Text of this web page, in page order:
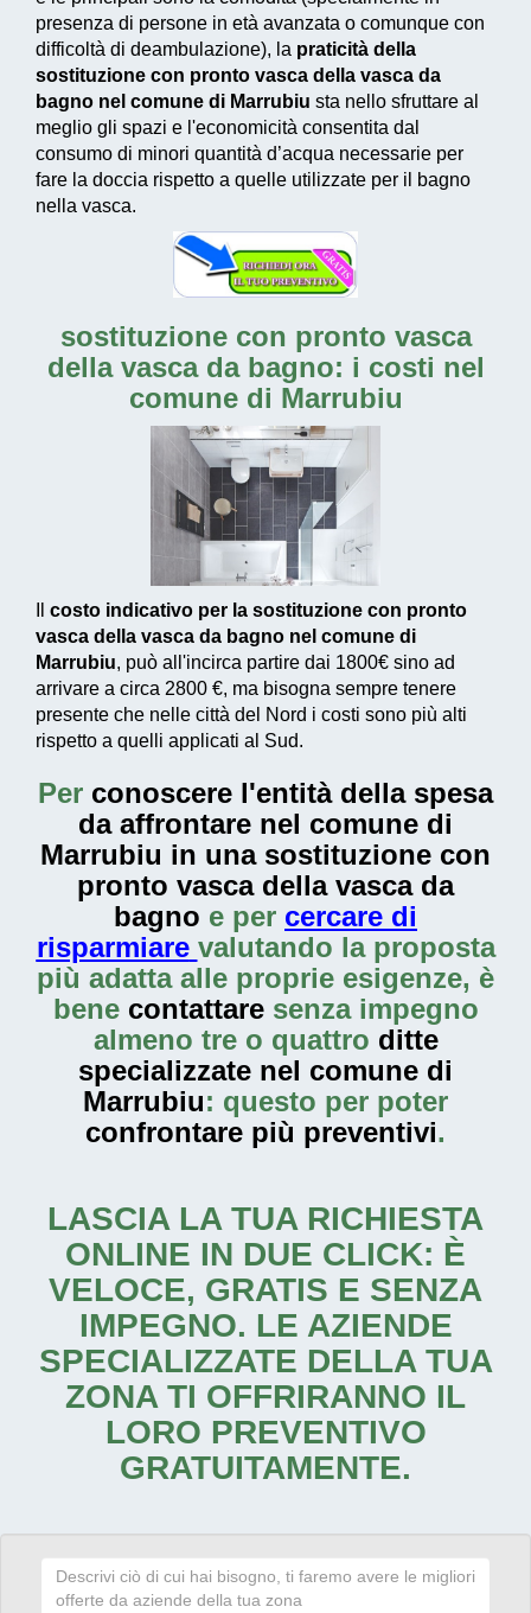
presenza di persone in età avanzata o comunque con
difficoltà di deambulazione), la praticità della
sostituzione con pronto vasca della vasca da
bagno nel comune di Marrubiu sta nello sfruttare al
meglio gli spazi e l'economicità consentita dal
consumo di minori quantità d’acqua necessarie per
fare la doccia rispetto a quelle utilizzate per il bagno
nella vasca.
sostituzione con pronto vasca
della vasca da bagno: i costi nel
comune di Marrubiu
costo indicativo per la sostituzione con pronto
vasca della vasca da bagno nel comune di
Marrubiu, può all'incirca partire dai 1800€ sino ad
arrivare a circa 2800 €, ma bisogna sempre tenere
presente che nelle città del Nord i costi sono più alti
rispetto a quelli applicati al Sud.
Per conoscere l'entità della spesa
da affrontare nel comune di
Marrubiu in una sostituzione con
pronto vasca della vasca da
bagno e per cercare di
risparmiare valutando la proposta
più adatta alle proprie esigenze, è
bene contattaresenza impegno
almeno tre o quattro ditte
specializzate nel comune di
Marrubiu: questo per poter
confrontare più preventivi.
LASCIA LA TUA RICHIESTA
ONLINE IN DUE CLICK: È
VELOCE, GRATIS E SENZA
IMPEGNO. LE AZIENDE
SPECIALIZZATE DELLA TUA
ZONA TI OFFRIRANNO IL
LORO PREVENTIVO
GRATUITAMENTE.